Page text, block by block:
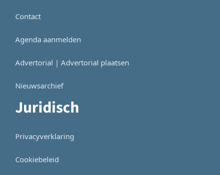
Contact
Agenda aanmelden
Advertorial | Advertorial plaatsen
Nieuwsarchief
Juridisch
Privacyverklaring
Cookiebeleid